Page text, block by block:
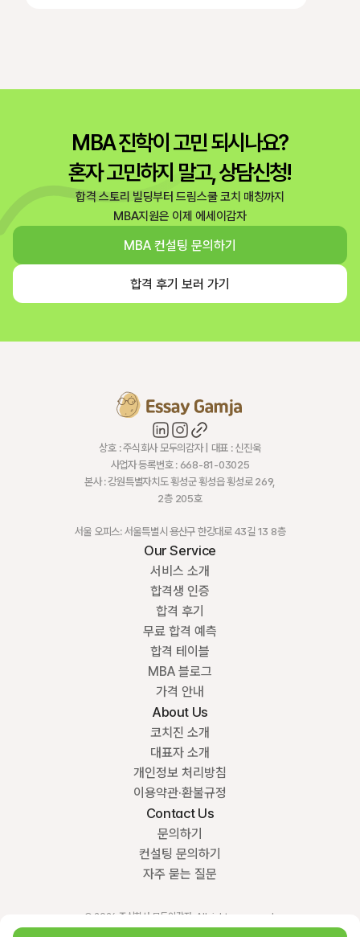
MBA 진학이 고민 되시나요?
혼자 고민하지 말고, 상담신청!
합격 스토리 빌딩부터 드림스쿨 코치 매칭까지
MBA지원은 이제 에세이감자
MBA 컨설팅 문의하기
합격 후기 보러 가기
상호 : 주식회사 모두의감자 | 대표 : 신진욱
사업자 등록번호 : 668-81-03025
본사 : 강원특별자치도 횡성군 횡성읍 횡성로 269,
2층 205호
서울 오피스: 서울특별시 용산구 한강대로 43길 13 8층
Our Service
서비스 소개
합격생 인증
합격 후기
무료 합격 예측
합격 테이블
MBA 블로그
가격 안내
About Us
코치진 소개
대표자 소개
개인정보 처리방침
이용약관·환불규정
Contact Us
문의하기
컨설팅 문의하기
자주 묻는 질문
© 2026 주식회사 모두의감자. All rights reserved.